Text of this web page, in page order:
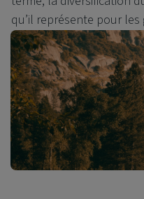
qu’il représente pour